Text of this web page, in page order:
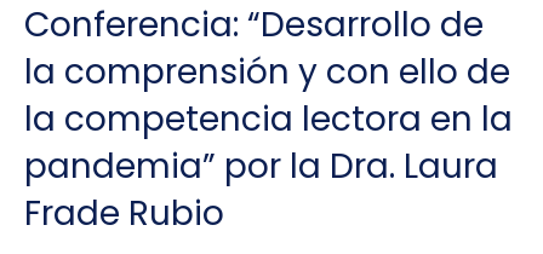
Conferencia: “Desarrollo de
la comprensión y con ello de
la competencia lectora en la
pandemia” por la Dra. Laura
Frade Rubio